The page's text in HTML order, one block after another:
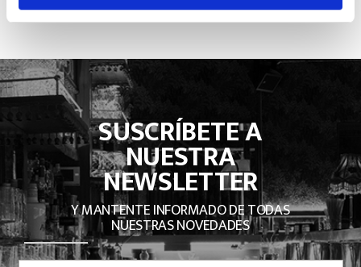
SUSCRÍBETE A
NUESTRA
NEWSLETTER
Y MANTENTE INFORMADO DE TODAS
NUESTRAS NOVEDADES